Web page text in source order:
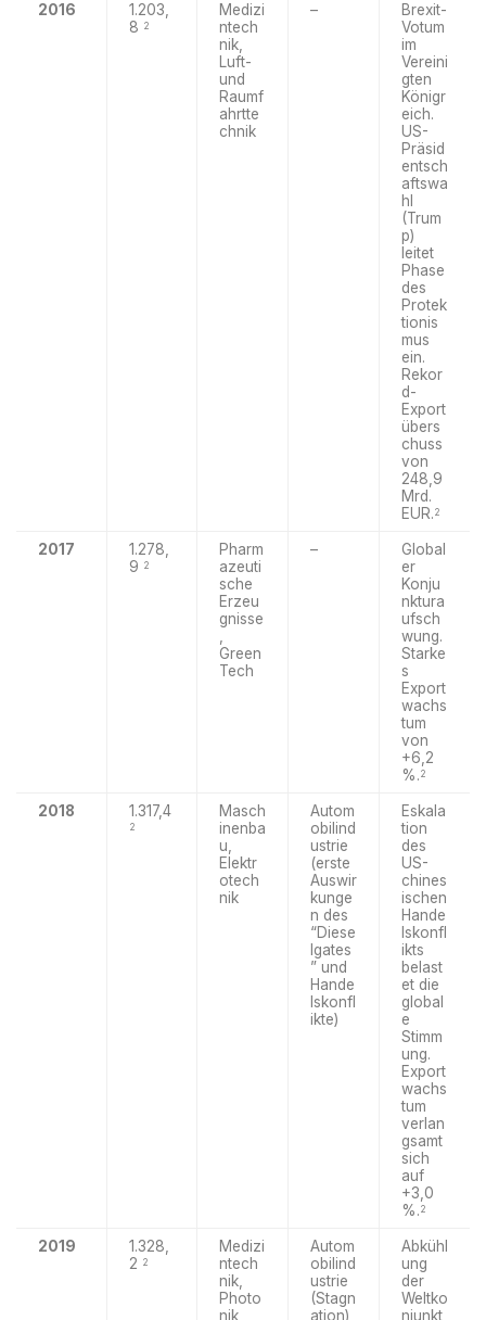
2016
1.203,
8 2
Medizi
ntech
nik,
Luft-
und
Raumf
ahrtte
chnik
–
Brexit-
Votum
im
Vereini
gten
Königr
eich.
US-
Präsid
entsch
aftswa
hl
(Trum
p)
leitet
Phase
des
Protek
tionis
mus
ein.
Rekor
d-
Export
übers
chuss
von
248,9
Mrd.
EUR. 2
2017
1.278,
9 2
Pharm
azeuti
sche
Erzeu
gnisse
Green
Tech
–
Global
er
Konju
nktura
ufsch
wung.
Starke
s
Export
wachs
tum
von
+6,2
%. 2
2018 1.317,4
2
Masch
inenba
u,
Elektr
otech
nik
Autom
obilind
ustrie
(erste
Auswir
kunge
n des
“Diese
lgates
” und
Hande
lskonfl
ikte)
Eskala
tion
des
US-
chines
ischen
Hande
lskonfl
ikts
belast
et die
global
e
Stimm
ung.
Export
wachs
tum
verlan
gsamt
sich
auf
+3,0
%. 2
2019
1.328,
2 2
Medizi
ntech
nik,
Photo
nik
Autom
obilind
ustrie
(Stagn
ation),
Abkühl
ung
der
Weltko
njunkt